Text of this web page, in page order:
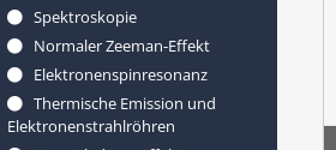
Spektroskopie
Normaler Zeeman-Effekt
Elektronenspinresonanz
Thermische Emission und
Elektronenstrahlröhren